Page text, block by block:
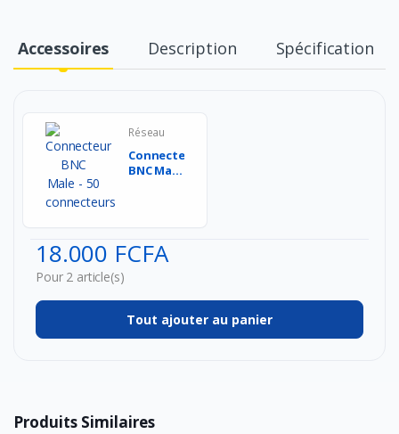
Accessoires Description Spécification
Réseau
Connecteur
BNC Male
18.000 FCFA
Pour 2 article(s)
Tout ajouter au panier
Produits Similaires